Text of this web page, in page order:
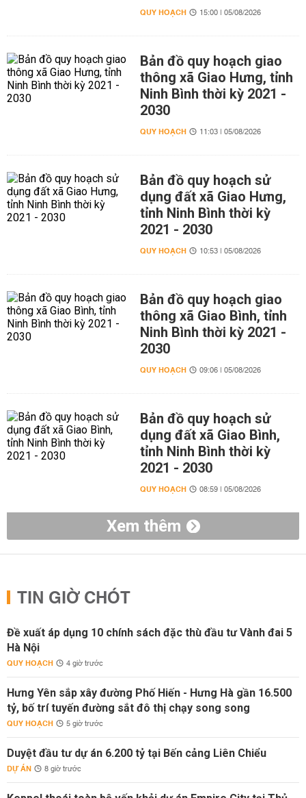
QUY HOẠCH 15:00 | 05/08/2026
Bản đồ quy hoạch giao
thông xã Giao Hưng, tỉnh
Ninh Bình thời kỳ 2021 -
2030
QUY HOẠCH 11:03 | 05/08/2026
Bản đồ quy hoạch sử
dụng đất xã Giao Hưng,
tỉnh Ninh Bình thời kỳ
2021 - 2030
QUY HOẠCH 10:53 | 05/08/2026
Bản đồ quy hoạch giao
thông xã Giao Bình, tỉnh
Ninh Bình thời kỳ 2021 -
2030
QUY HOẠCH 09:06 | 05/08/2026
Bản đồ quy hoạch sử
dụng đất xã Giao Bình,
tỉnh Ninh Bình thời kỳ
2021 - 2030
QUY HOẠCH 08:59 | 05/08/2026
Xem thêm
TIN GIỜ CHÓT
Đề xuất áp dụng 10 chính sách đặc thù đầu tư Vành đai 5
Hà Nội
QUY HOẠCH 4 giờ trước
Hưng Yên sắp xây đường Phố Hiến - Hưng Hà gần 16.500
tỷ, bố trí tuyến đường sắt đô thị chạy song song
QUY HOẠCH 5 giờ trước
Duyệt đầu tư dự án 6.200 tỷ tại Bến cảng Liên Chiểu
DỰ ÁN 8 giờ trước